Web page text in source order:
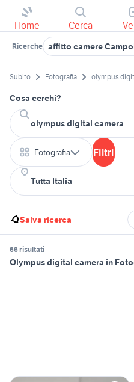
Home Cerca
Ricerche affitto camere
Subito Fotografia olympus
Cosa cerchi?
Fotografia Filtri
Salva ricerca
66 risultati
Olympus digital camera in